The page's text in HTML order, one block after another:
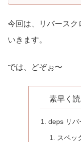
今回は、リバースク
いきます。
では、どぞぉ〜
素早く
deps リバ
スペッ